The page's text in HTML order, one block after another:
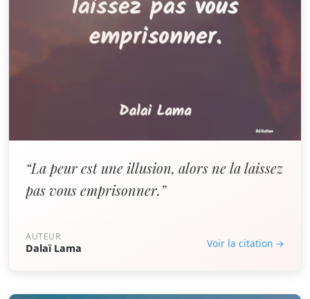
“La peur est une illusion, alors ne la laissez
pas vous emprisonner.”
AUTEUR
Dalaï Lama Voir la citation →